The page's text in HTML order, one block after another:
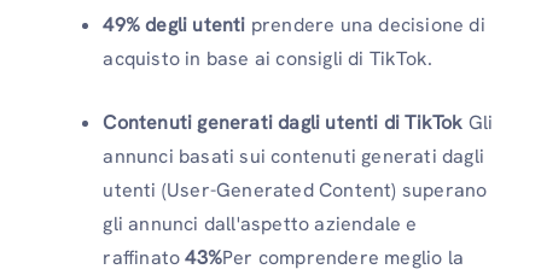
49% degli utenti prendere una decisione di
acquisto in base ai consigli di TikTok.
Contenuti generati dagli utenti di TikTok Gli
annunci basati sui contenuti generati dagli
utenti (User-Generated Content) superano
gli annunci dall'aspetto aziendale e
raffinato43%Per comprendere meglio la